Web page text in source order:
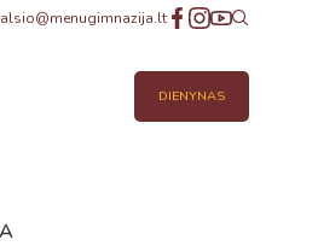
DIENYNAS